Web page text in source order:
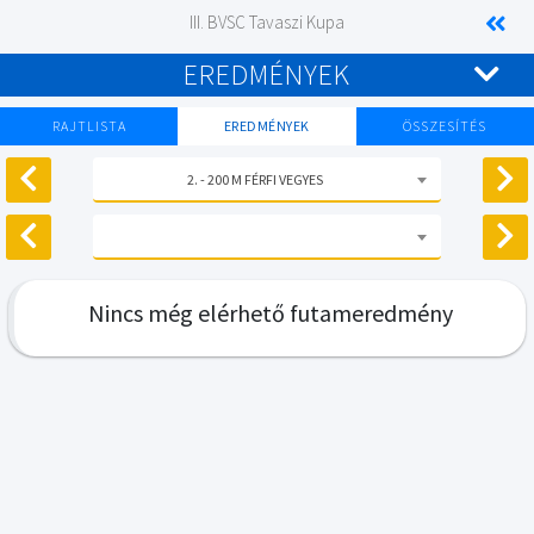
III. BVSC Tavaszi Kupa
EREDMÉNYEK
RAJTLISTA EREDMÉNYEK ÖSSZESÍTÉS
2. - 200 M FÉRFI VEGYES
Nincs még elérhető futameredmény